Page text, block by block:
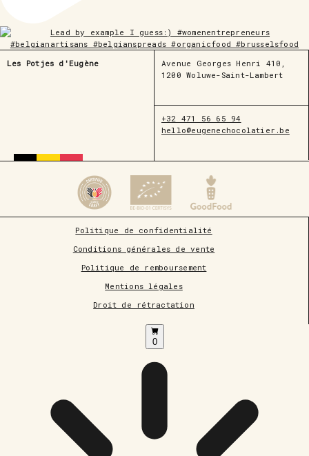
Les Potjes d'Eugène
Avenue Georges Henri 410,
1200 Woluwe-Saint-Lambert
+32 471 56 65 94
hello@eugenechocolatier.be
Politique de confidentialité
Conditions générales de vente
Politique de remboursement
Mentions légales
Droit de rétractation
0